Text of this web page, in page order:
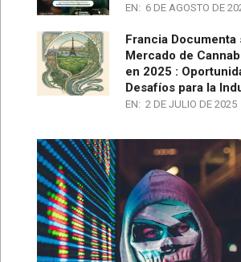
EN: 6 DE AGOSTO DE
Francia
Mercado de
en 2025 :
Desafíos para la
EN: 2 DE JULIO DE 2025